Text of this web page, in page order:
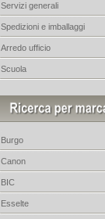
Servizi generali
Spedizioni e imballaggi
Arredo ufficio
Scuola
Burgo
Canon
BIC
Esselte